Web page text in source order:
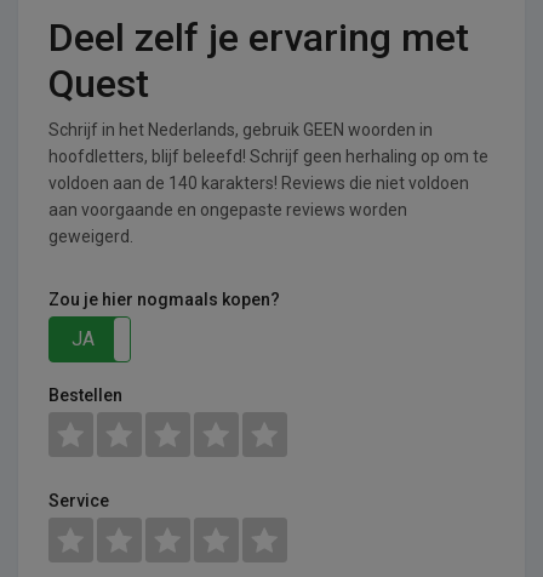
Deel zelf je ervaring met
Quest
Schrijf in het Nederlands, gebruik GEEN woorden in
hoofdletters, blijf beleefd! Schrijf geen herhaling op om te
voldoen aan de 140 karakters! Reviews die niet voldoen
aan voorgaande en ongepaste reviews worden
geweigerd.
Zou je hier nogmaals kopen?
JA
Bestellen
Service